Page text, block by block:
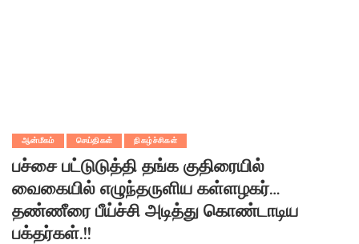
ஆன்மீகம் செய்திகள் நிகழ்ச்சிகள்
பச்சை பட்டுடுத்தி தங்க குதிரையில்
வைகையில் எழுந்தருளிய கள்ளழகர்…
தண்ணீரை பீய்ச்சி அடித்து கொண்டாடிய
பக்தர்கள்.!!